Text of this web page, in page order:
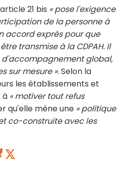
21 bis « pose l'exigence
de la personne à
accord exprès pour que
transmise à la CDPAH. Il
d'accompagnement global,
sur mesure ». Selon la
les établissements et
à « motiver tout refus
qu'elle mène une « politique
co-construite avec les